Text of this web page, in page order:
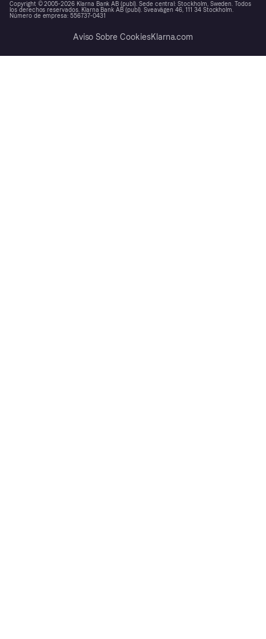
Copyright © 2005-2026 Klarna Bank AB (publ). Sede central: Stockholm, Sweden. Todos
los derechos reservados. Klarna Bank AB (publ). Sveavägen 46, 111 34 Stockholm.
Número de empresa: 556737-0431
Aviso Sobre CookiesKlarna.com